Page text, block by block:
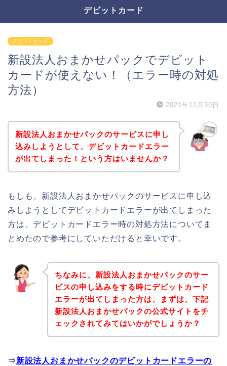
デビットカード
デビットカード
新設法人おまかせパックでデビット
カードが使えない！（エラー時の対処
方法）
2021年12月30日
新設法人おまかせパックのサービスに申し
込みしようとして、デビットカードエラー
が出てしまった！という方はいませんか？
もしも、新設法人おまかせパックのサービスに申し込
みしようとしてデビットカードエラーが出てしまった
方は、デビットカードエラー時の対処方法についてま
とめたので参考にしていただけると幸いです。
ちなみに、新設法人おまかせパックのサー
ビスの申し込みをする時にデビットカード
エラーが出てしまった方は、まずは、下記
新設法人おまかせパックの公式サイトをチ
ェックされてみてはいかがでしょうか？
⇒新設法人おまかせパックのデビットカードエラーの